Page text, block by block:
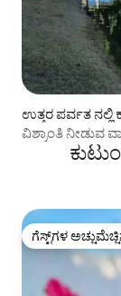
ಉತ್ತರ ಪರ್ವತ
ವಿಶ್ರಾಂತಿ ನೀಡುವ
ಗೆಸ್ಟ್‌ಗಳ
ಗೆಸ್ಟ್‌ಗಳ